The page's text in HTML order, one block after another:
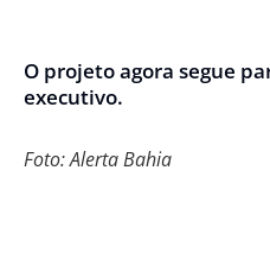
O projeto agora segue
executivo.
Foto: Alerta Bahia